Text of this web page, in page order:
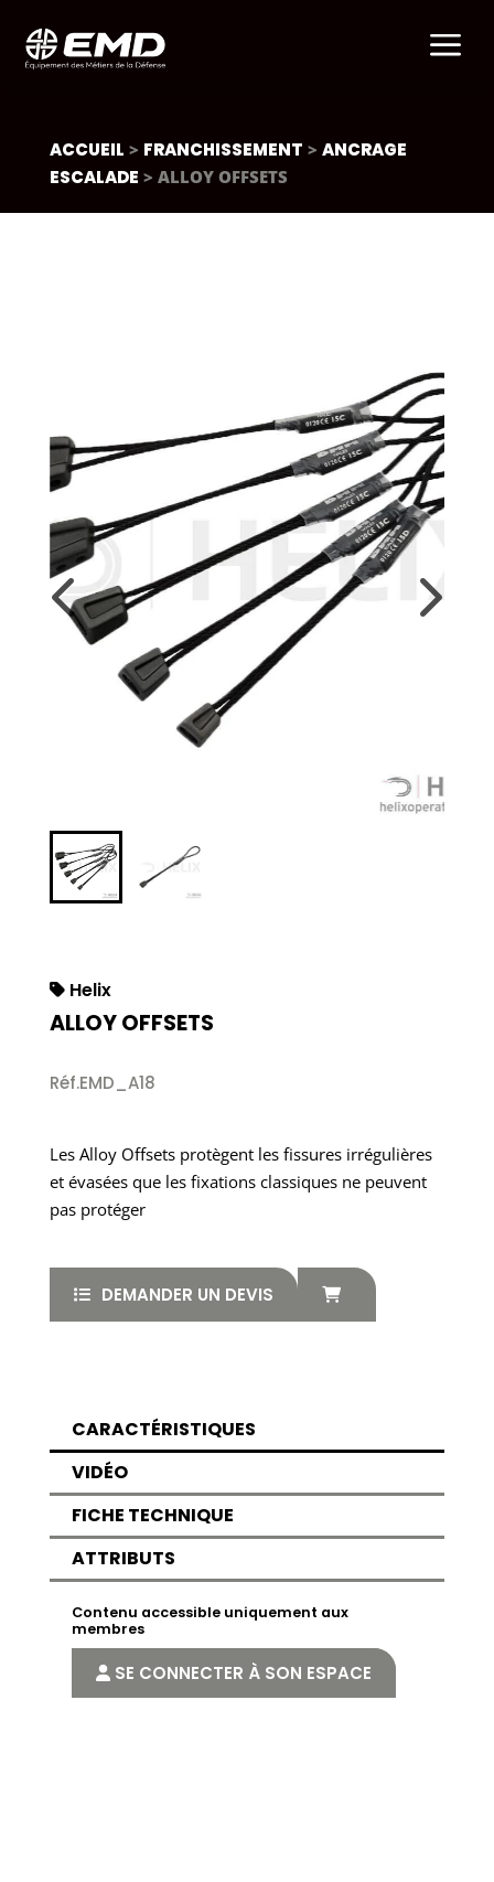
a
ACCUEIL > FRANCHISSEMENT > ANCRAGE
ESCALADE > ALLOY OFFSETS
Helix
ALLOY OFFSETS
Réf.EMD_A18
Les Alloy Offsets protègent les fissures irrégulières
et évasées que les fixations classiques ne peuvent
pas protéger
DEMANDER UN DEVIS
CARACTÉRISTIQUES
VIDÉO
FICHE TECHNIQUE
ATTRIBUTS
Contenu accessible uniquement aux
membres
SE CONNECTER À SON ESPACE